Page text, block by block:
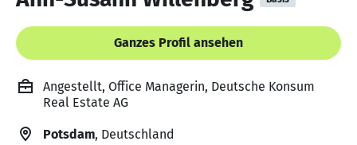
Ganzes Profil ansehen
Angestellt, Office Managerin, Deutsche Konsum
Real Estate AG
Potsdam, Deutschland